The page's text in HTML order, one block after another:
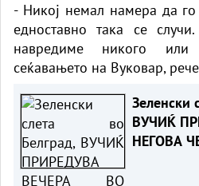
- Никој немал намера да
едноставно така се
навредиме никого
сеќавањето на Вуковар,
Зеленски
ВУЧИЌ
НЕГОВА